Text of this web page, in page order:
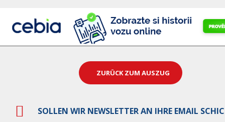
ZURÜCK ZUM AUSZUG
SOLLEN WIR NEWSLETTER AN IHRE EMAIL